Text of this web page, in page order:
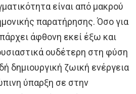
είναι από μακρού
παρατήρησης. Όσο για
άφθονη εκεί έξω και
ουδέτερη στη φύση
δημιουργική ζωική ενέργεια
ύπαρξη σε στην